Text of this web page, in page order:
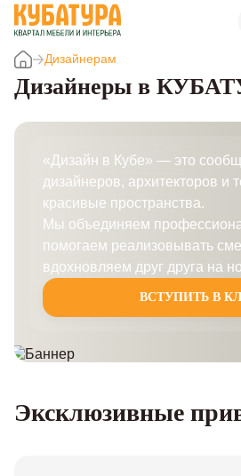
Дизайнерам
Дизайнеры в
ВСТУПИТЬ В
«Дизайн в Кубе» — это
дизайнеров, архитекторов и
красивые пространства.
Мы объединяем
помогаем реализовывать
вдохновляем друг друга на
Эксклюзивные